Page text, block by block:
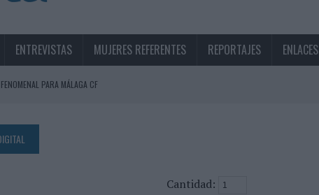
ENTREVISTAS MUJERES REFERENTES REPORTAJES ENLACES
PARA MÁLAGA CF
UN 2,6% EN 2025, AUNQUE LOS MEDIOS CONTROLADOS MANTIENEN EL CRECIMIENTO
CONSUMO DE MEDIOS EN VERANO Y SUPERA AL MÓVIL COMO DISPOSITIVO MÁS UTILIZADO
Cantidad: